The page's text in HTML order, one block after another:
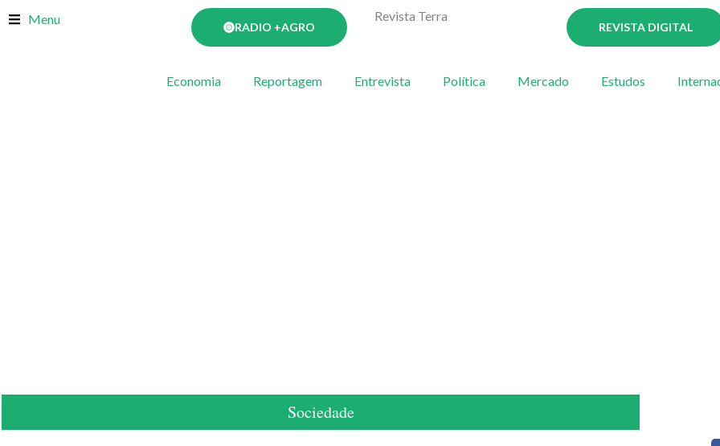
Menu
RADIO +AGRO
Revista Terra
REVISTA DIGITAL
Economia Reportagem Entrevista Política Mercado Estudos
Sociedade